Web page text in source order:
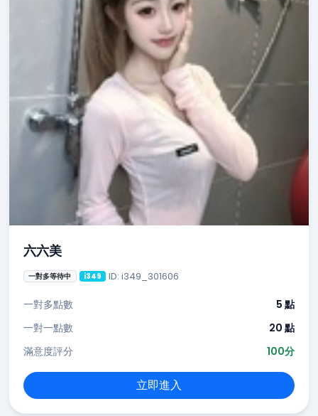
六六美
一對多等待中 i349 ID: i349_301606
一對多點數
5 點
一對一點數
20 點
滿意度評分
100分
立即進入